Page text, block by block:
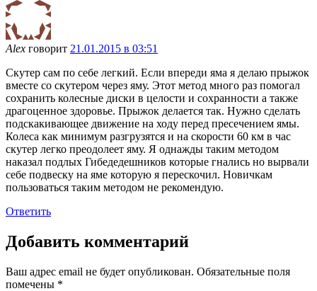
Alex говорит 21.01.2015 в 03:51
Скутер сам по себе легкий. Если впереди яма я делаю прыжок
вместе со скутером через яму. Этот метод много раз помогал
сохранить колесные диски в целости и сохранности а также
драгоценное здоровье. Прыжок делается так. Нужно сделать
подскакивающее движение на ходу перед пресечением ямы.
Колеса как минимум разгрузятся и на скорости 60 км в час
скутер легко преодолеет яму. Я однажды таким методом
наказал подлых Гибедедешников которые гнались но вырвали
себе подвеску на яме которую я перескочил. Новичкам
пользоваться таким методом не рекомендую.
Ответить
Добавить комментарий
Ваш адрес email не будет опубликован. Обязательные поля
помечены *